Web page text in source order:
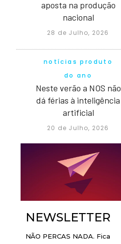
aposta na produção
nacional
28 de Julho, 2026
notícias produto
do ano
Neste verão a NOS não
dá férias à inteligência
artificial
20 de Julho, 2026
NEWSLETTER
NÃO PERCAS NADA. Fica